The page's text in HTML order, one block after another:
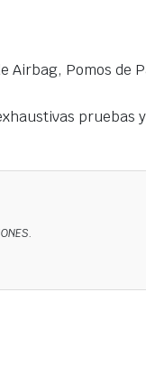
Airbag, Pomos de
pruebas